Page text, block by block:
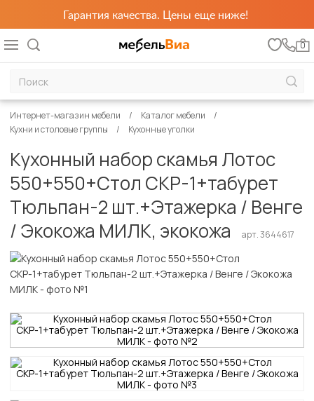
Гарантия качества. Цены еще ниже!
0
Интернет-магазин мебели
Каталог мебели
Кухни и столовые группы
Кухонные уголки
Кухонный набор скамья Лотос
550+550+Стол СКР-1+табурет
Тюльпан-2 шт.+Этажерка / Венге
/ Экокожа МИЛК, экокожа
арт. 3644617